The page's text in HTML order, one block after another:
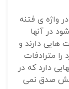
واژه ی فتنه
در آنها
هایی دارند و
را مترادفات
دارد که در
صدق نمی